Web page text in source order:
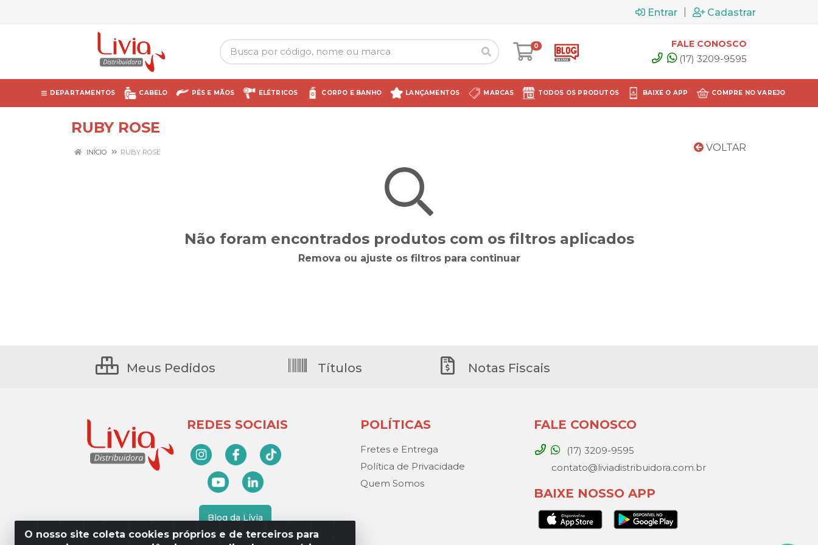
Entrar Cadastrar
0 FALE CONOSCO
(17) 3209-9595
DEPARTAMENTOS CABELO PÉS E MÃOS ELÉTRICOS CORPO E BANHO LANÇAMENTOS MARCAS TODOS OS PRODUTOS BAIXE O APP COMPRE NO VAREJO
RUBY ROSE
VOLTAR
INÍCIO RUBY ROSE
Não foram encontrados produtos com os filtros aplicados
Remova ou ajuste os filtros para continuar
O nosso site coleta cookies próprios e de terceiros para
Meus Pedidos Títulos Notas Fiscais
REDES SOCIAIS
Blog da Lívia
POLÍTICAS
Fretes e Entrega
Política de Privacidade
Quem Somos
FALE CONOSCO
(17) 3209-9595
contato@liviadistribuidora.com.br
BAIXE NOSSO APP